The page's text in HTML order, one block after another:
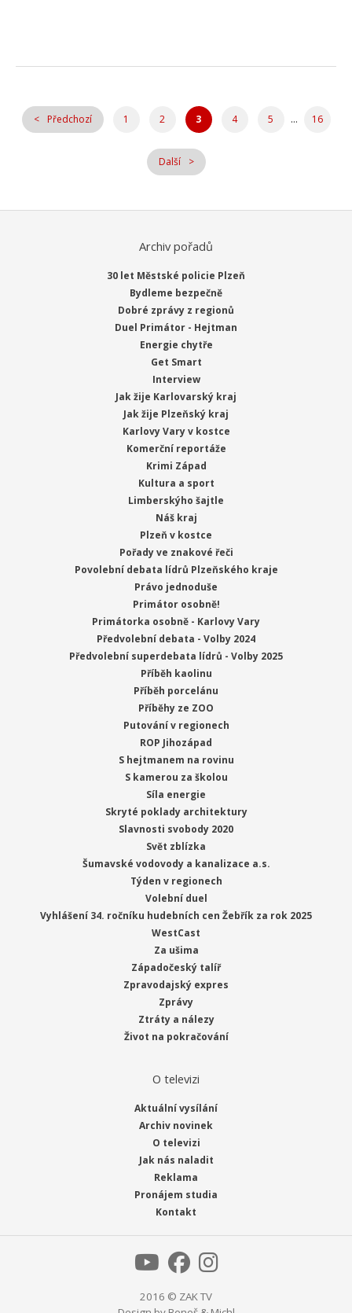
Předchozí 1 2 3 4 5 ... 16
Další
Archiv pořadů
30 let Městské policie Plzeň
Bydleme bezpečně
Dobré zprávy z regionů
Duel Primátor - Hejtman
Energie chytře
Get Smart
Interview
Jak žije Karlovarský kraj
Jak žije Plzeňský kraj
Karlovy Vary v kostce
Komerční reportáže
Krimi Západ
Kultura a sport
Limberskýho šajtle
Náš kraj
Plzeň v kostce
Pořady ve znakové řeči
Povolební debata lídrů Plzeňského kraje
Právo jednoduše
Primátor osobně!
Primátorka osobně - Karlovy Vary
Předvolební debata - Volby 2024
Předvolební superdebata lídrů - Volby 2025
Příběh kaolinu
Příběh porcelánu
Příběhy ze ZOO
Putování v regionech
ROP Jihozápad
S hejtmanem na rovinu
S kamerou za školou
Síla energie
Skryté poklady architektury
Slavnosti svobody 2020
Svět zblízka
Šumavské vodovody a kanalizace a.s.
Týden v regionech
Volební duel
Vyhlášení 34. ročníku hudebních cen Žebřík za rok 2025
WestCast
Za ušima
Západočeský talíř
Zpravodajský expres
Zprávy
Ztráty a nálezy
Život na pokračování
O televizi
Aktuální vysílání
Archiv novinek
O televizi
Jak nás naladit
Reklama
Pronájem studia
Kontakt
2016 © ZAK TV